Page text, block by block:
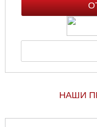
НАШИ